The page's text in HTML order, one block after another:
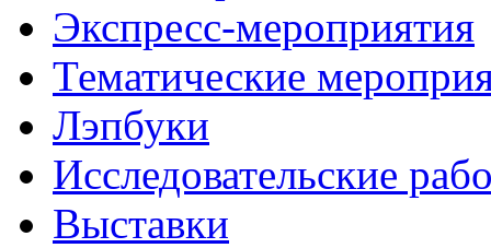
Экспресс-мероприятия
Тематические
Лэпбуки
Исследовательские
Выставки